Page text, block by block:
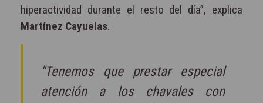
hiperactividad durante el resto del día”, explica
Martínez Cayuelas.
"Tenemos que prestar especial
atención a los chavales con